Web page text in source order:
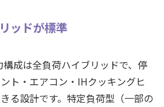
ッドが標準
成は全負荷ハイブリッドで、停
ト・エアコン・IHクッキングヒ
る設計です。特定負荷型（一部の